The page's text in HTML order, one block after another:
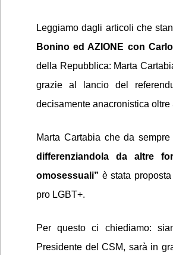
Leggiamo dagli articoli che
Bonino ed AZIONE con
della Repubblica: Marta
grazie al lancio del
decisamente anacronistica
Marta Cartabia che da
differenziandola da altre
omosessuali” è stata
pro LGBT+.
Per questo ci chiediamo:
Presidente del CSM, sarà in